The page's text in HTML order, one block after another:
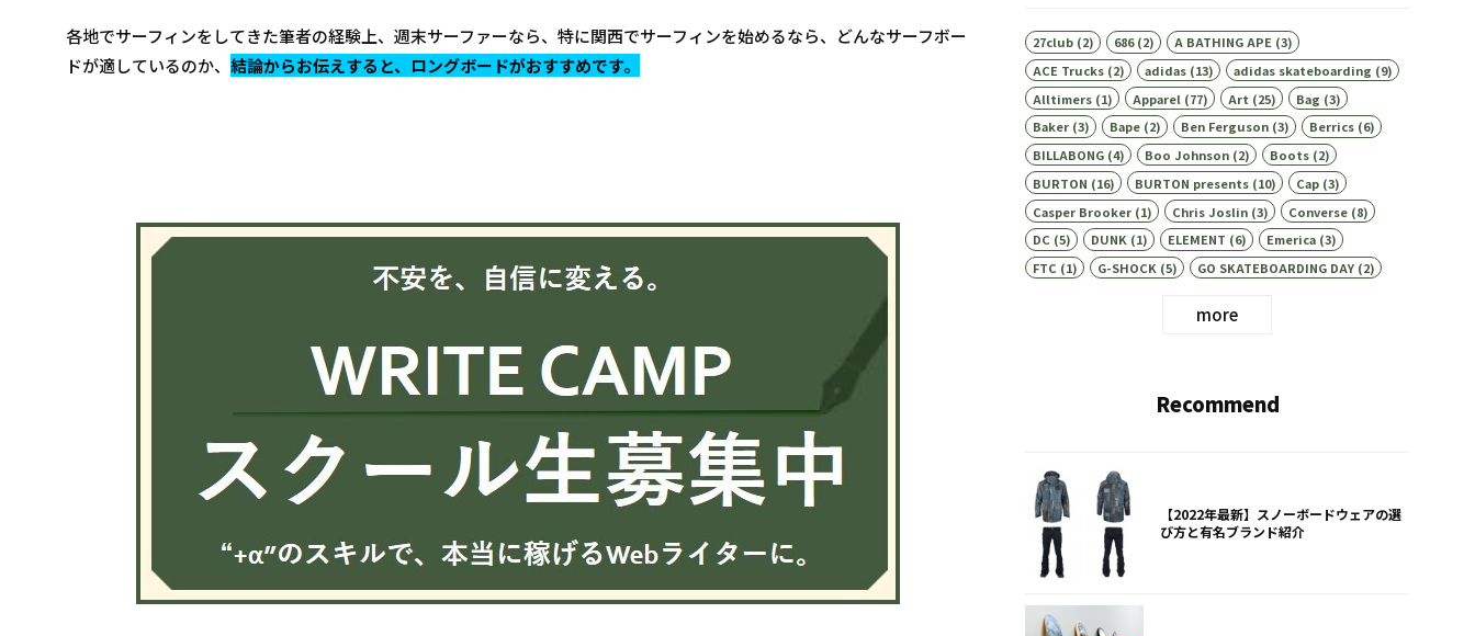
各地でサーフィンをしてきた筆者の経験上、週末サーファーなら、特に関西でサーフィンを始めるなら、どんなサーフボー
ドが適しているのか、 結論からお伝えすると、ロングボードがおすすめです。
27club(2) 686(2) A BATHING APE(3)
ACE Trucks(2) adidas(13) adidas skateboarding (9)
Alltimers(1) Apparel (77) Art (25) Bag (3)
Baker(3) Bape(2) Ben Ferguson(3) Berrics(6)
BILLABONG(4) Boo Johnson(2) Boots(2)
BURTON (16) BURTON presents(10) Cap(3)
Casper Brooker(1) Chris Joslin(3) Converse(8)
DC (5) DUNK(1) ELEMENT (6) Emerica(3)
FTC (1) G-SHOCK (5) GO SKATEBOARDING DAY(2)
more
Recommend
【2022年最新】スノーボードウェアの選
び方と有名ブランド紹介